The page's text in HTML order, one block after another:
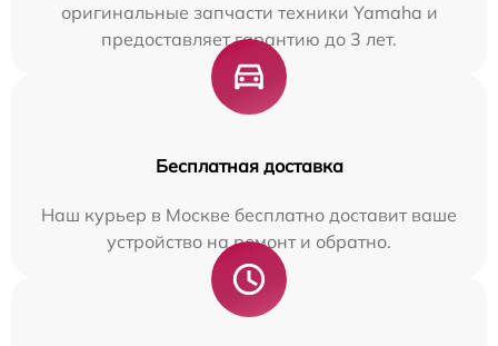
оригинальные запчасти техники Yamaha и
предоставляет гарантию до 3 лет.
Бесплатная доставка
Наш курьер в Москве бесплатно доставит ваше
устройство на ремонт и обратно.